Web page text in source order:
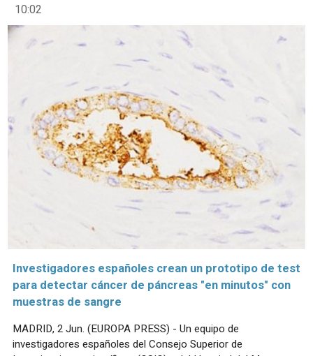
10:02
Investigadores españoles crean un prototipo de test
para detectar cáncer de páncreas "en minutos" con
muestras de sangre
MADRID, 2 Jun. (EUROPA PRESS) - Un equipo de
investigadores españoles del Consejo Superior de